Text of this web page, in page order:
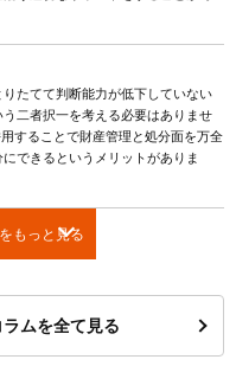
たてて判断能力が低下していない
二者択一を考える必要はありませ
することで財産管理と処分面を万全
できるというメリットがありま
もっと見る
ラムを全て見る